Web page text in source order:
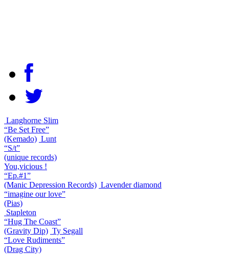
Langhorne Slim
“Be Set Free”
(Kemado) Lunt
“S/t”
(unique records)
You,vicious !
“Ep.#1”
(Manic Depression Records) Lavender diamond
“imagine our love”
(Pias)
Stapleton
“Hug The Coast”
(Gravity Dip) Ty Segall
“Love Rudiments”
(Drag City)